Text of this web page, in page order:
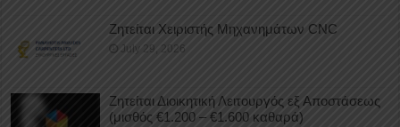
Ζητείται Χειριστής Μηχανημάτων CNC
July 29, 2026
Ζητείται Διοικητική Λειτουργός εξ Αποστάσεως
(μισθός €1.200 – €1.600 καθαρά)